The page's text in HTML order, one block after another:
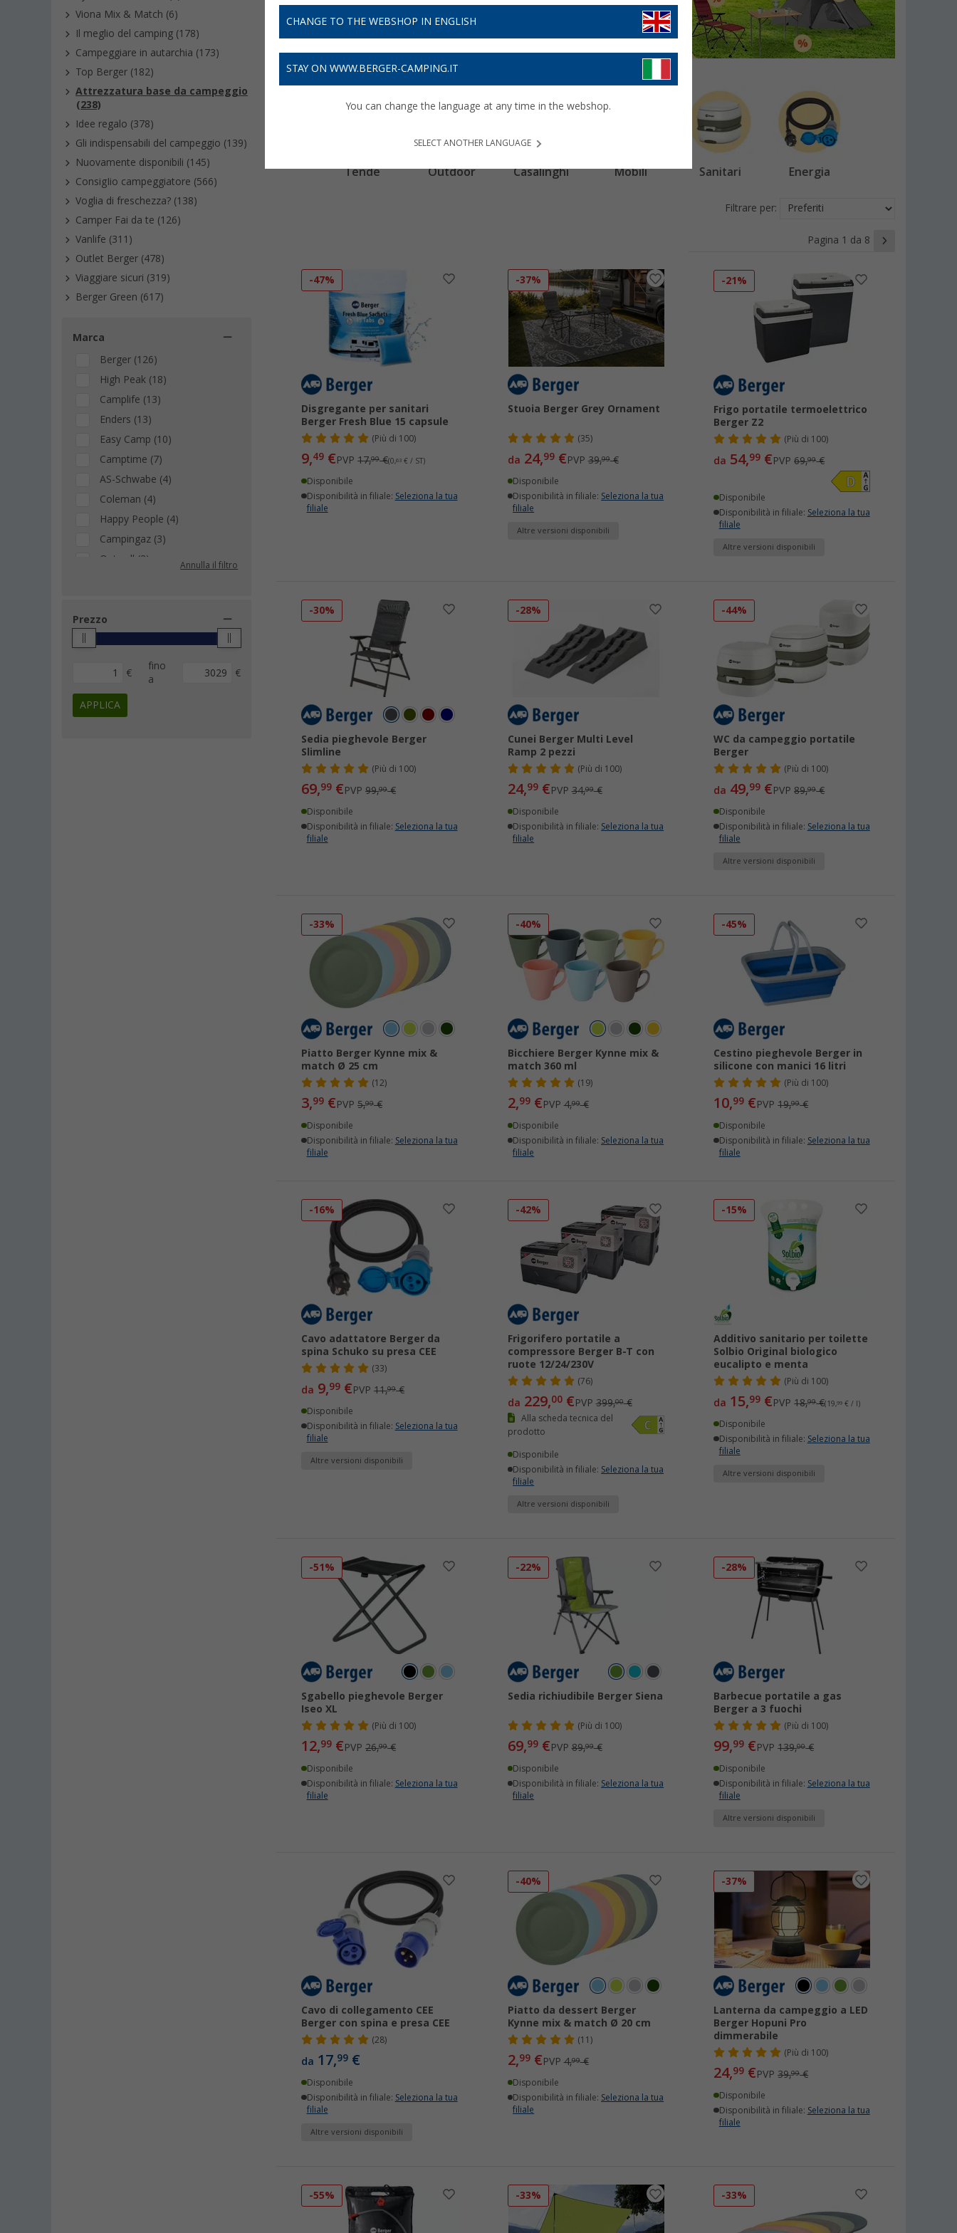
Viona Mix & Match (6)
Il meglio del camping (178)
Campeggiare in autarchia (173)
Top Berger (182)
Attrezzatura base da campeggio
(238)
Idee regalo (378)
Gli indispensabili del campeggio (139)
Nuovamente disponibili (145)
ConsigIio campeggiatore (566)
Voglia di freschezza? (138)
Camper Fai da te (126)
Vanlife (311)
Outlet Berger (478)
Viaggiare sicuri (319)
Berger Green (617)
Marca
Berger (126)
High Peak (18)
Camplife (13)
Enders (13)
Easy Camp (10)
Camptime (7)
AS-Schwabe (4)
Coleman (4)
Happy People (4)
Campingaz (3)
Outwell (3)
Esbit (2)
Sea to Summit (2)
Allcolor (1)
Alugas (1)
Annulla il filtro
Prezzo
€
fino
a
€
APPLICA
Tende Outdoor Casalinghi Mobili Sanitari Energia
Filtrare per:
Pagina 1 da 8
-47%
Disgregante per sanitari
Berger Fresh Blue 15 capsule
( Più di 100)
9,49 €PVP17,99€(0,63 € / ST)
Disponibile
Disponibilità in filiale: Seleziona la tua
filiale
-37%
Stuoia Berger Grey Ornament
(35)
da 24,99€PVP39,99€
Disponibile
Disponibilità in filiale: Seleziona la tua
filiale
Altre versioni disponibili
-21%
Frigo portatile termoelettrico
Berger Z2
( Più di 100)
da 54,99 €PVP69,99€
Disponibile
Disponibilità in filiale: Seleziona la tua
filiale
Altre versioni disponibili
-30%
Sedia pieghevole Berger
Slimline
( Più di 100)
69,99 €PVP99,99€
Disponibile
Disponibilità in filiale: Seleziona la tua
filiale
-28%
Cunei Berger Multi Level
Ramp 2 pezzi
( Più di 100)
24,99€PVP34,99€
Disponibile
Disponibilità in filiale: Seleziona la tua
filiale
-44%
WC da campeggio portatile
Berger
( Più di 100)
da 49,99 €PVP89,99€
Disponibile
Disponibilità in filiale: Seleziona la tua
filiale
Altre versioni disponibili
-33%
Piatto Berger Kynne mix &
match Ø 25 cm
(12)
3,99 €PVP5,99€
Disponibile
Disponibilità in filiale: Seleziona la tua
filiale
-40%
Bicchiere Berger Kynne mix &
match 360 ml
(19)
2,99€PVP4,99€
Disponibile
Disponibilità in filiale: Seleziona la tua
filiale
-45%
Cestino pieghevole Berger in
silicone con manici 16 litri
( Più di 100)
10,99 €PVP19,99€
Disponibile
Disponibilità in filiale: Seleziona la tua
filiale
-16%
Cavo adattatore Berger da
spina Schuko su presa CEE
(33)
da 9,99 €PVP11,99€
Disponibile
Disponibilità in filiale: Seleziona la tua
filiale
Altre versioni disponibili
-42%
Frigorifero portatile a
compressore Berger B-T con
ruote 12/24/230V
(76)
da 229,00€PVP399,00€
Alla scheda tecnica del
prodotto
Disponibile
Disponibilità in filiale: Seleziona la tua
filiale
Altre versioni disponibili
-15%
Additivo sanitario per toilette
Solbio Original biologico
eucalipto e menta
( Più di 100)
da 15,99 €PVP18,99€(19,99 € / l)
Disponibile
Disponibilità in filiale: Seleziona la tua
filiale
Altre versioni disponibili
-51%
Sgabello pieghevole Berger
Iseo XL
( Più di 100)
12,99 €PVP26,99€
Disponibile
Disponibilità in filiale: Seleziona la tua
filiale
-22%
Sedia richiudibile Berger Siena
( Più di 100)
69,99€PVP89,99€
Disponibile
Disponibilità in filiale: Seleziona la tua
filiale
-28%
Barbecue portatile a gas
Berger a 3 fuochi
( Più di 100)
99,99 €PVP139,00€
Disponibile
Disponibilità in filiale: Seleziona la tua
filiale
Altre versioni disponibili
Cavo di collegamento CEE
Berger con spina e presa CEE
(28)
da 17,99 €
Disponibile
Disponibilità in filiale: Seleziona la tua
filiale
Altre versioni disponibili
-40%
Piatto da dessert Berger
Kynne mix & match Ø 20 cm
(11)
2,99€PVP4,99€
Disponibile
Disponibilità in filiale: Seleziona la tua
filiale
-37%
Lanterna da campeggio a LED
Berger Hopuni Pro
dimmerabile
( Più di 100)
24,99 €PVP39,99€
Disponibile
Disponibilità in filiale: Seleziona la tua
filiale
-55% -33% -33%
CHANGE TO THE WEBSHOP IN ENGLISH
STAY ON WWW.BERGER-CAMPING.IT
You can change the language at any time in the webshop.
SELECT ANOTHER LANGUAGE